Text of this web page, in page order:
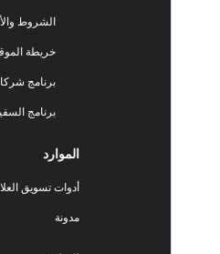
الشروط والأحكام
خريطة الموقع
برنامج شركاء
برنامج السفير
أدوات تسويق العلامة التجارية